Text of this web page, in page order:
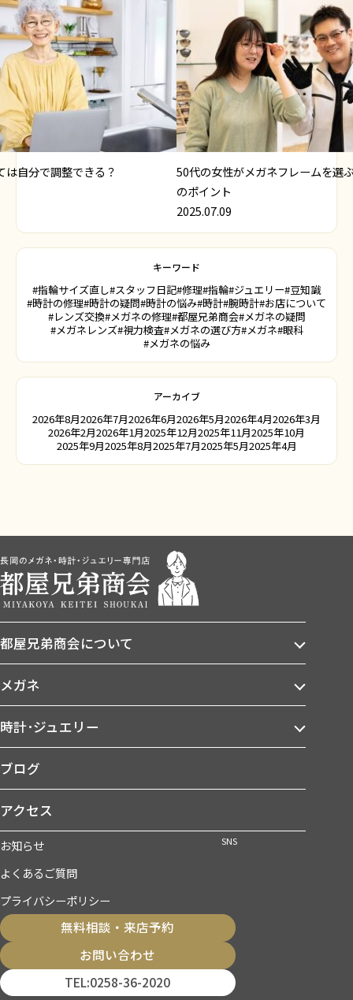
は自分で調整できる？
50代の女性がメガネフレームを選
のポイント
2025.07.09
キーワード
#指輪サイズ直し#スタッフ日記#修理#指輪#ジュエリー#豆知識
#時計の修理#時計の疑問#時計の悩み#時計#腕時計#お店について
#レンズ交換#メガネの修理#都屋兄弟商会#メガネの疑問
#メガネレンズ#視力検査#メガネの選び方#メガネ#眼科
#メガネの悩み
アーカイブ
2026年8月2026年7月2026年6月2026年5月2026年4月2026年3月
2026年2月2026年1月2025年12月2025年11月2025年10月
2025年9月2025年8月2025年7月2025年5月2025年4月
都屋兄弟商会について
メガネ
時計･ジュエリー
ブログ
アクセス
お知らせ
よくあるご質問
プライバシーポリシー
SNS
無料相談・来店予約
お問い合わせ
TEL:0258-36-2020